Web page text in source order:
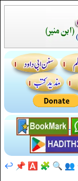
👥
🔍
🧩
🅰️
📌
↩️